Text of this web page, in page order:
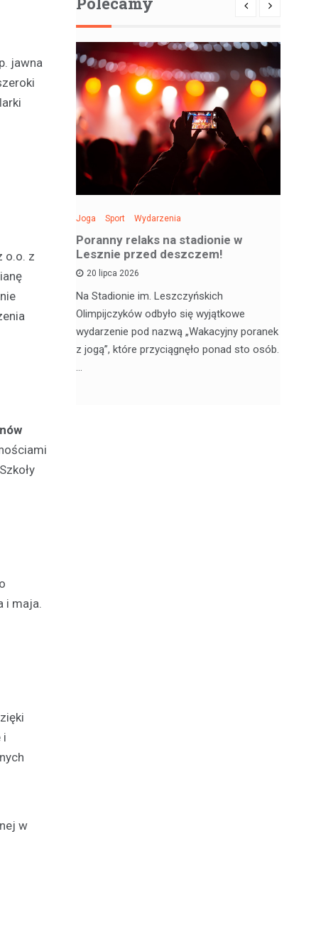
jawna
o.o. z
i maja.
i
w
Joga Sport Wydarzenia
Poranny relaks na stadionie w
Lesznie przed deszczem!
20 lipca 2026
Na Stadionie im. Leszczyńskich
Olimpijczyków odbyło się wyjątkowe
wydarzenie pod nazwą „Wakacyjny poranek
z jogą”, które przyciągnęło ponad sto osób.
…